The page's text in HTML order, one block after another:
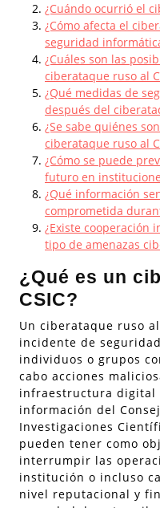
¿Cuándo ocurrió el
¿Cómo afecta el
seguridad
¿Cuáles son las
ciberataque ruso al
¿Qué medidas de
después del
¿Se sabe quiénes
ciberataque ruso al
¿Cómo se puede
futuro en
¿Qué información
comprometida
¿Existe cooperación
tipo de amenazas
¿Qué es un
CSIC?
Un ciberataque ruso
incidente de
individuos o grupos
cabo acciones
infraestructura digital
información del
Investigaciones
pueden tener como
interrumpir las
institución o incluso
nivel reputacional y